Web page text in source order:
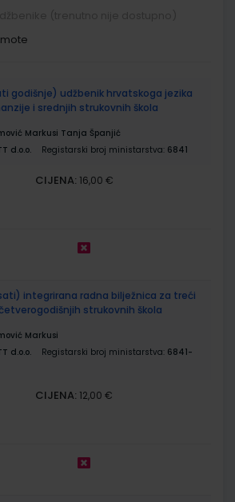
godišnje) udžbenik hrvatskoga jezika
i srednjih strukovnih škola
Markusi Tanja Španjić
d.o.o. Registarski broj ministarstva: 6841
CIJENA: 16,00 €
sati) integrirana radna bilježnica za treći
strukovnih škola
Markusi
d.o.o. Registarski broj ministarstva: 6841-
CIJENA: 12,00 €